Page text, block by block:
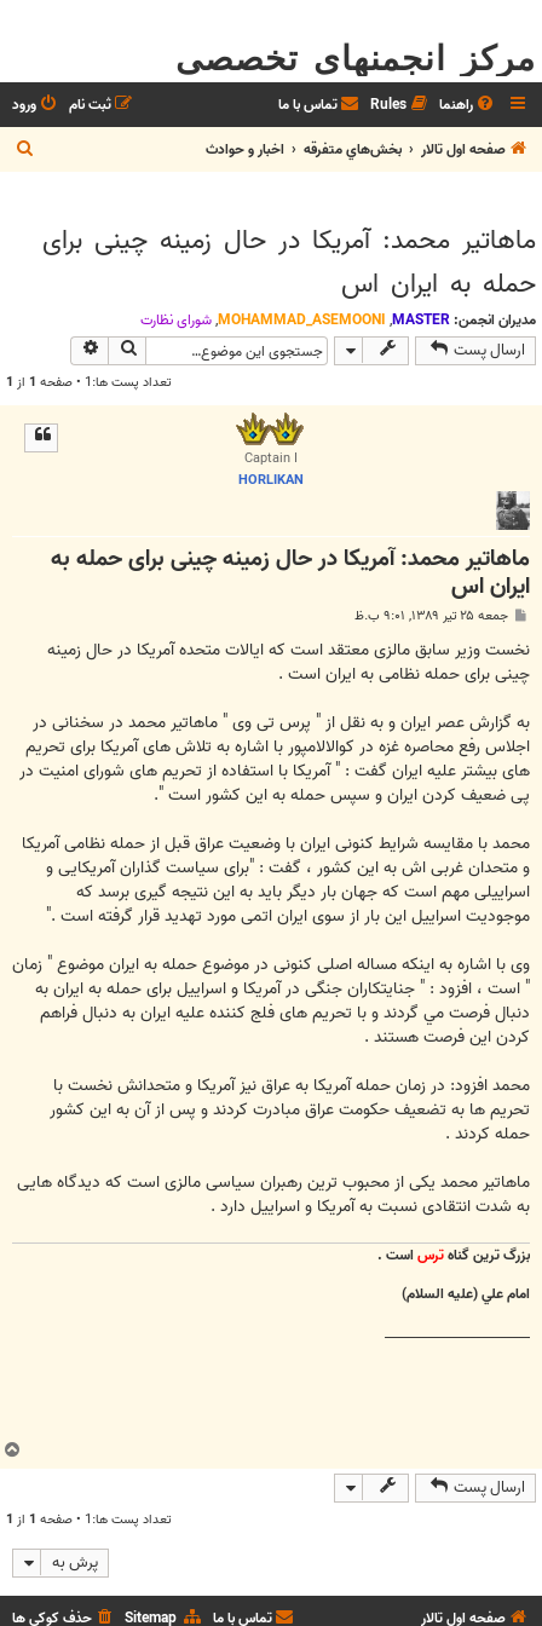
مرکز انجمنهای تخصصی
راهنما Rules تماس با ما ورود
ثبت نام
صفحه اول تالار
بخش‌‌هاي متفرقه اخبار و حوادث
س
ماهاتیر محمد: آمریکا در حال زمینه چینی برای
حمله به ایران اس
مدیران انجمن: MASTER
,
MOHAMMAD_ASEMOONI
,شوراي نظارت
ارسال پست جستجو
تعداد پست ها:1 • صفحه 1 از 1
Captain I
HORLIKAN
ماهاتیر محمد: آمریکا در حال زمینه چینی برای حمله به
ایران اس
ت
جمعه ۲۵ تیر ۱۳۸۹, ۹:۰۱ ب.ظ
نخست وزیر سابق مالزی معتقد است که ایالات متحده آمریکا در حال زمینه
چینی برای حمله نظامی به ایران است .
به گزارش عصر ایران و به نقل از " پرس تی وی " ماهاتیر محمد در سخنانی در
اجلاس رفع محاصره غزه در کوالالامپور با اشاره به تلاش های آمریکا برای تحریم
های بیشتر علیه ایران گفت : " آمریکا با استفاده از تحریم های شورای امنیت در
پی ضعیف کردن ایران و سپس حمله به این کشور است ".
محمد با مقایسه شرایط کنونی ایران با وضعیت عراق قبل از حمله نظامی آمریکا
و متحدان غربی اش به این کشور ، گفت : "برای سیاست گذاران آمریکایی و
اسراییلی مهم است كه جهان بار دیگر باید به این نتیجه گیری برسد که
موجودیت اسراییل این بار از سوی ایران اتمی مورد تهدید قرار گرفته است ."
وی با اشاره به اینکه مساله اصلی کنونی در موضوع حمله به ایران موضوع " زمان
" است ، افزود : " جنایتکاران جنگی در آمریکا و اسراییل برای حمله به ایران به
دنبال فرصت مي گردند و با تحریم های فلج کننده علیه ایران به دنبال فراهم
کردن این فرصت هستند .
محمد افزود: در زمان حمله آمریکا به عراق نیز آمریکا و متحدانش نخست با
تحریم ها به تضعیف حکومت عراق مبادرت کردند و پس از آن به این کشور
حمله کردند .
ماهاتیر محمد یکی از محبوب ترین رهبران سیاسی مالزی است که دیدگاه هایی
به شدت انتقادی نسبت به آمریکا و اسراییل دارد .
بزرگ ترين گناهترس است .
امام علي (عليه السلام)
________________________
ارسال پست
تعداد پست ها:1 • صفحه 1 از 1
پرش به
صفحه اول تالار حذف کوکی ها Sitemap تماس با ما